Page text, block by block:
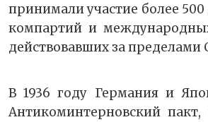
принимали участие более 500
компартий и
действовавших за пределами
В 1936 году Германия и
Антикоминтерновский